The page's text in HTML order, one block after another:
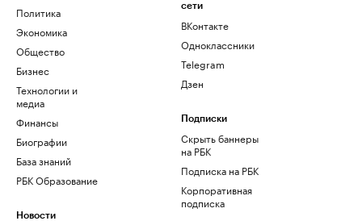
Политика
Экономика
Общество
Бизнес
Технологии и
медиа
Финансы
Биографии
База знаний
РБК Образование
Новости
сети
ВКонтакте
Одноклассники
Telegram
Дзен
Подписки
Скрыть баннеры
на РБК
Подписка на РБК
Корпоративная
подписка